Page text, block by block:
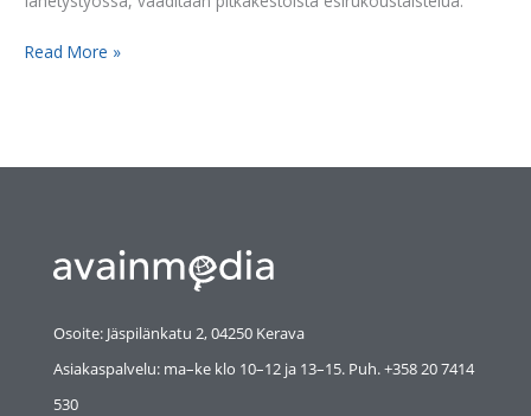
Read More »
Osoite: Jäspilänkatu 2, 04250 Kerava
Asiakaspalvelu: ma–ke klo 10–12 ja 13–15. Puh. +358 20 7414
530